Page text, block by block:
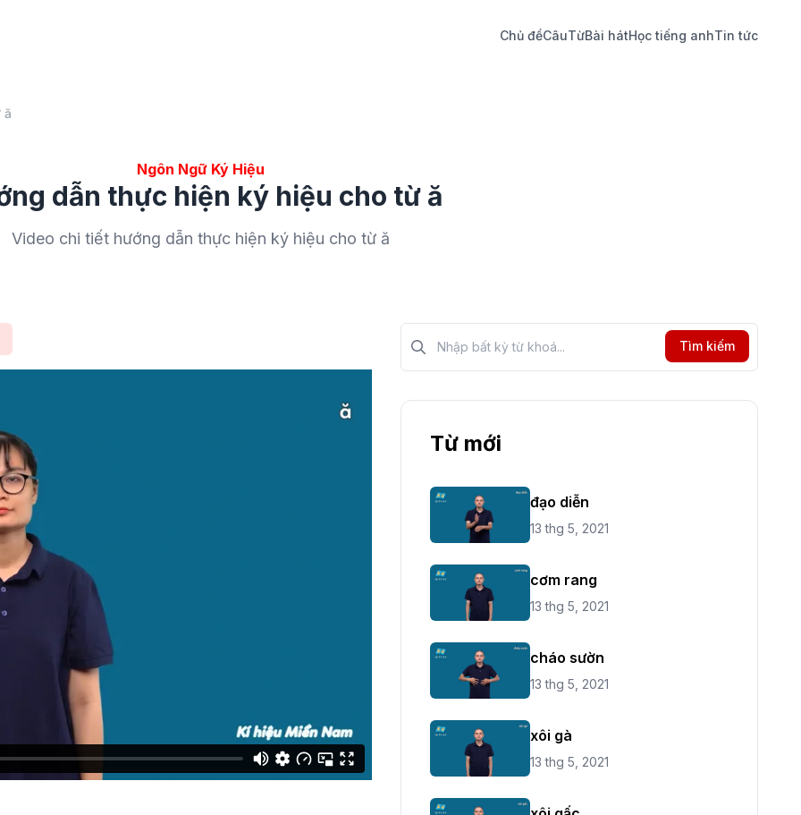
Chủ đềCâuTừBài hátHọc tiếng anhTin tức
ă
Ngôn Ngữ Ký Hiệu
dẫn thực hiện ký hiệu cho từ ă
Video chi tiết hướng dẫn thực hiện ký hiệu cho từ ă
Tìm kiếm?>
Tìm kiếm
Từ mới
đạo diễn
13 thg 5, 2021
cơm rang
13 thg 5, 2021
cháo sườn
13 thg 5, 2021
xôi gà
13 thg 5, 2021